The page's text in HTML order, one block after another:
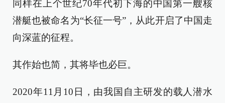
同样在上个世纪70年代初下海的中国第一艘核
潜艇也被命名为“长征一号”，从此开启了中国走
向深蓝的征程。
其作始也简，其将毕也必巨。
2020年11月10日，由我国自主研发的载人潜水